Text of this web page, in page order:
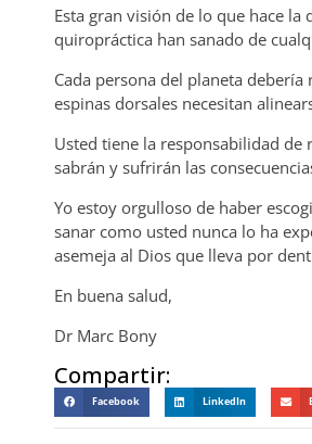
Esta gran visión de lo que hace
quiropráctica han sanado de
Cada persona del planeta
espinas dorsales necesitan
Usted tiene la responsabilidad de
sabrán y sufrirán las
Yo estoy orgulloso de haber
sanar como usted nunca lo ha
asemeja al Dios que lleva por
En buena salud,
Dr Marc Bony
Compartir:
Facebook LinkedIn